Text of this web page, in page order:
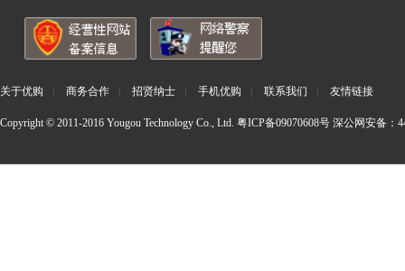
关于优购 商务合作 招贤纳士 手机优购 联系我们 友情链接
Copyright © 2011-2016 Yougou Technology Co., Ltd. 粤ICP备09070608号 深公网安备：